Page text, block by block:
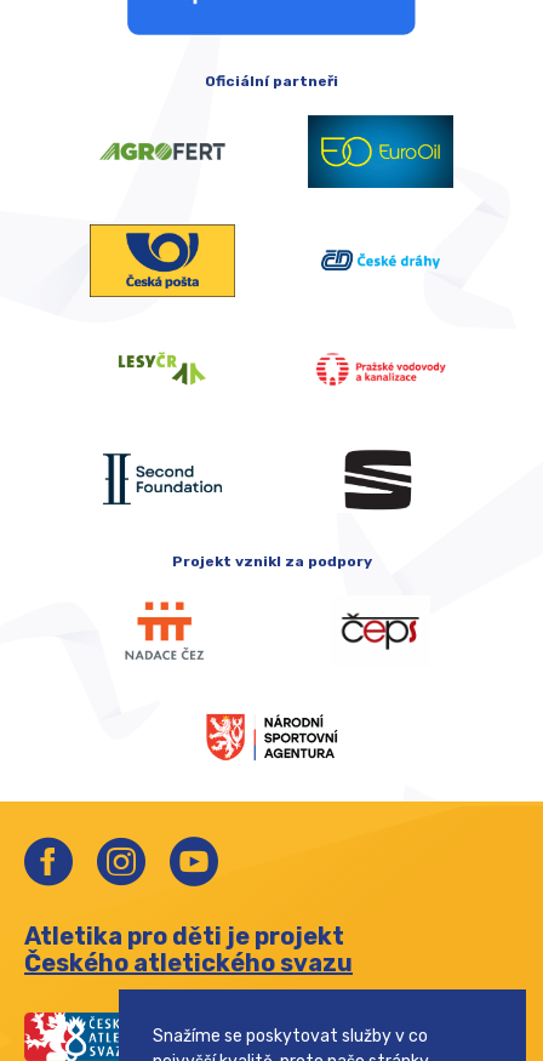
Oficiální partneři
Projekt vznikl za podpory
Atletika pro děti je projekt
Českého atletického svazu
Snažíme se poskytovat služby v co